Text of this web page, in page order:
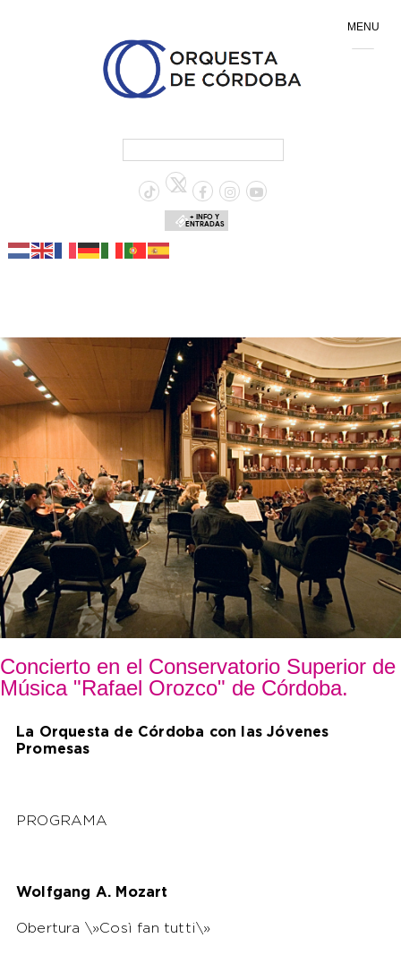
+ INFO Y
ENTRADAS
Concierto en el Conservatorio Superior de
Música "Rafael Orozco" de Córdoba.
La Orquesta de Córdoba con las Jóvenes
Promesas
PROGRAMA
Wolfgang A. Mozart
Obertura \»Così fan tutti\»
MENU